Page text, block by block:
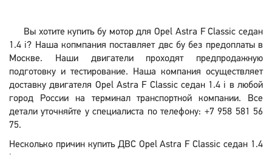
Вы хотите купить бу мотор для Opel Astra F Classic седан
1.4 i? Наша копмпания поставляет двс бу без предоплаты в
Москве. Наши двигатели проходят предпродажную
подготовку и тестирование. Наша компания осуществляет
доставку двигателя Opel Astra F Classic седан 1.4 i в любой
город России на терминал транспортной компании. Все
детали уточняйте у специалиста по телефону: +7 958 581 56
75.
Несколько причин купить ДВС Opel Astra F Classic седан 1.4